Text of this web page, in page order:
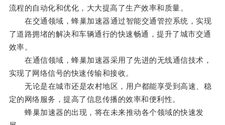
流程的自动化和优化，大大提高了生产效率和质量。
在交通领域，蜂巢加速器通过智能交通管控系统，实现
了道路拥堵的解决和车辆通行的快速畅通，提升了城市交通
效率。
在通信领域，蜂巢加速器采用了先进的无线通信技术，
实现了网络信号的快速传输和接收。
无论是在城市还是农村地区，用户都能享受到高速、稳
定的网络服务，提高了信息传播的效率和便利性。
蜂巢加速器的出现，将在未来推动各个领域的快速发